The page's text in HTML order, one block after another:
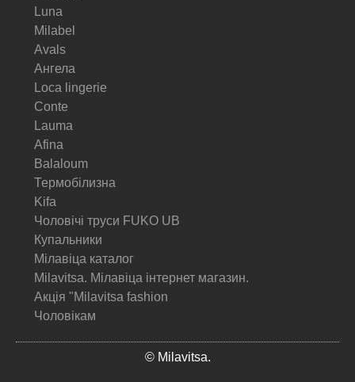
Luna
Milabel
Avals
Ангела
Loca lingerie
Conte
Lauma
Afina
Balaloum
Термобілизна
Kifa
Чоловічі труси FUKO UB
Купальники
Мілавіца каталог
Milavitsa. Мілавіца інтернет магазин.
Акція "Milavitsa fashion
Чоловікам
© Milavitsa.